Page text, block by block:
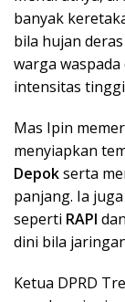
banyak
bila hujan
warga
intensitas
Mas Ipin
menyiapkan
Depokserta
panjang. Ia
seperti RAPI dan
dini bila
Ketua DPRD